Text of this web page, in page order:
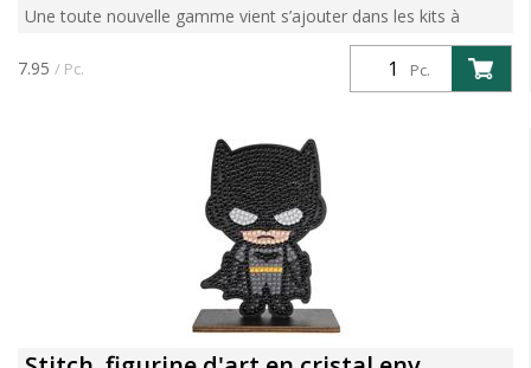
Une toute nouvelle gamme vient s’ajouter dans les kits à
diamanter : les Figurines Crystal Art. Unconcept unique et
ludique : des figurines en bois à réaliser soi-même av...
Pc.
7.95 / Pc.